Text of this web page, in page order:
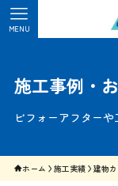
MENU
施工事例・
ビフォーアフター
ホーム 施工実績 建物